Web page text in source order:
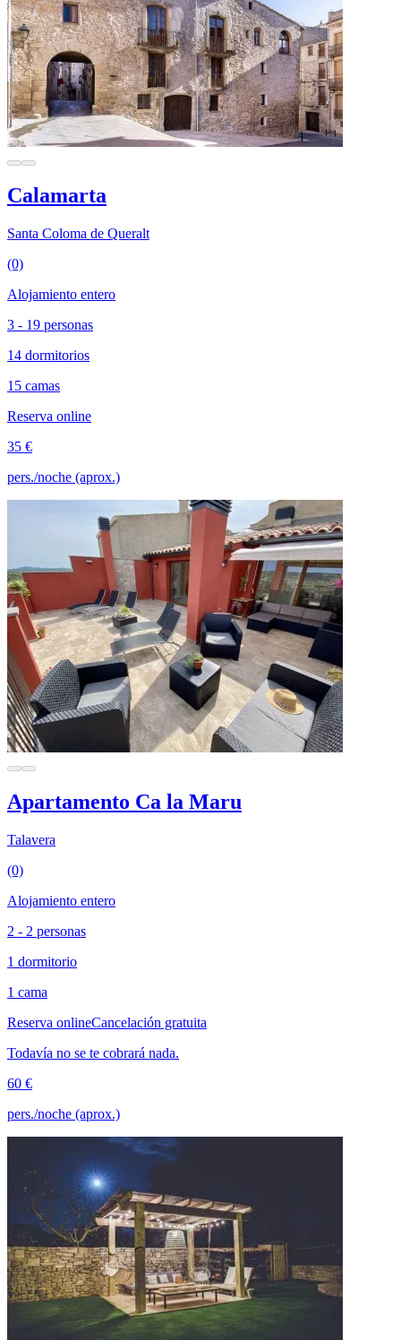
Calamarta
Santa Coloma de Queralt
(0)
Alojamiento entero
3 - 19 personas
14 dormitorios
15 camas
Reserva online
35 €
pers./noche (aprox.)
Apartamento Ca la Maru
Talavera
(0)
Alojamiento entero
2 - 2 personas
1 dormitorio
1 cama
Reserva onlineCancelación gratuita
Todavía no se te cobrará nada.
60 €
pers./noche (aprox.)